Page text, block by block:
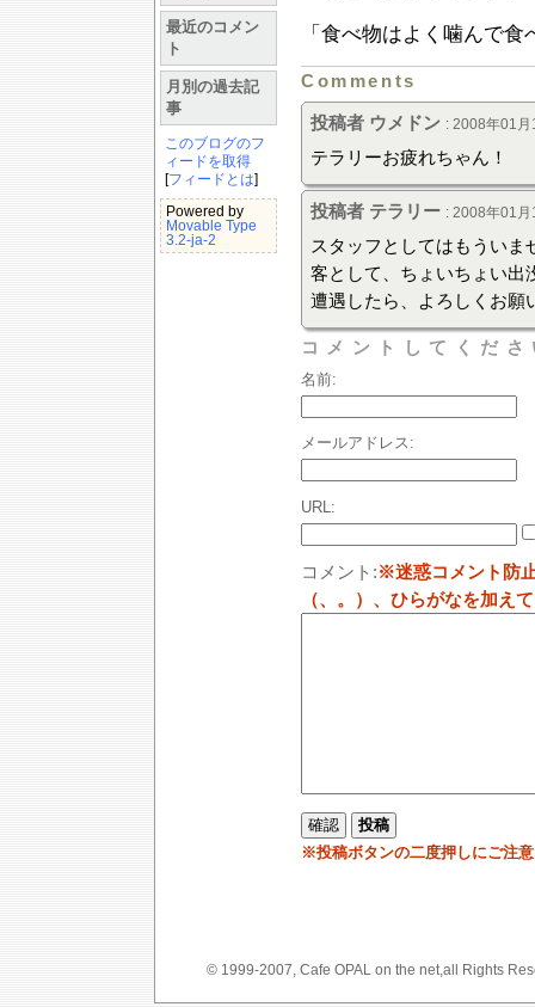
最近のコメン
ト
月別の過去記
事
このブログのフ
ィードを取得
[フィードとは]
Powered by
Movable Type
3.2-ja-2
「食べ物はよく噛んで食
Comments
投稿者 ウメドン : 2008年01
テラリーお疲れちゃん！
投稿者 テラリー : 2008年01
スタッフとしてはもういま
客として、ちょいちょい出
遭遇したら、よろしくお願
コメントしてくだ
名前:
メールアドレス:
URL:
コメント:※迷惑コメント防
（、。）、ひらがなを加え
※投稿ボタンの二度押しにご注
© 1999-2007, Cafe OPAL on the net,all Rights